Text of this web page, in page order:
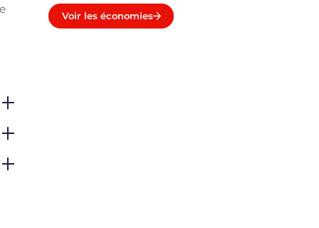
Voir les économies